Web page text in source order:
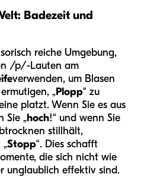
Badezeit und
reiche Umgebung,
/p/-Lauten am
verwenden, um Blasen
„Plopp“ zu
platzt. Wenn Sie es aus
Sie „hoch!“ und wenn Sie
stillhält,
Stopp“. Dies schafft
die sich nicht wie
unglaublich effektiv sind.